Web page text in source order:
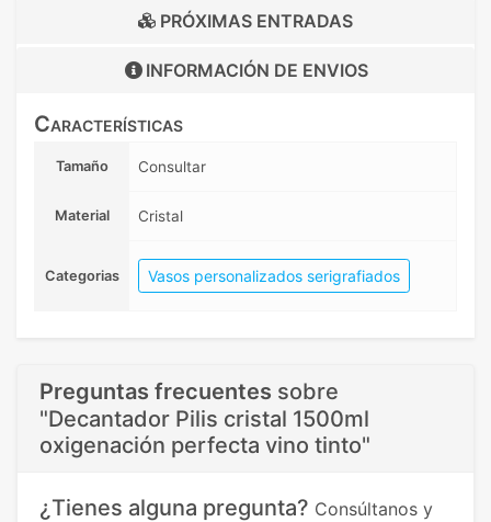
PRÓXIMAS ENTRADAS
INFORMACIÓN DE ENVIOS
Características
Tamaño Consultar
Material Cristal
Categorias Vasos personalizados serigrafiados
Preguntas frecuentes sobre
"Decantador Pilis cristal 1500ml
oxigenación perfecta vino tinto"
¿Tienes alguna pregunta? Consúltanos y